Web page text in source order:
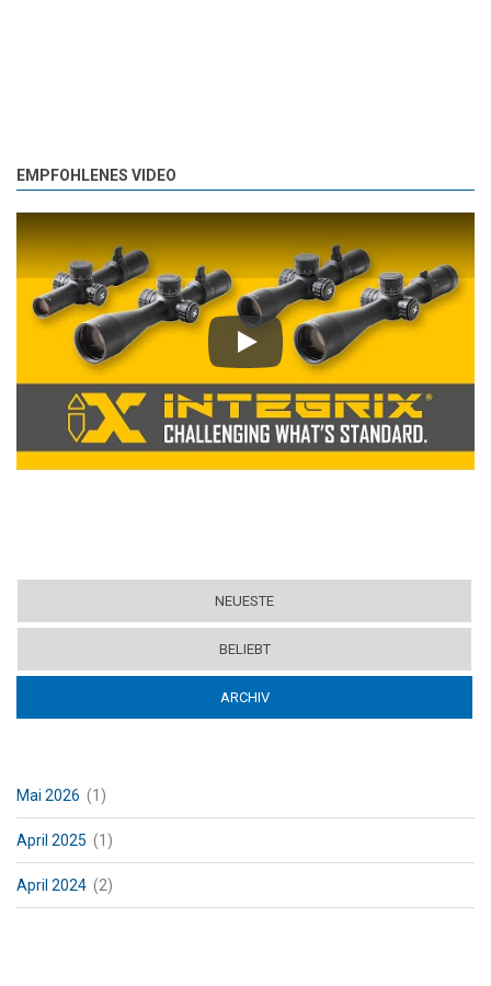
EMPFOHLENES VIDEO
Play
NEUESTE
BELIEBT
ARCHIV(ACTIVE TAB)
Mai 2026 (1)
April 2025 (1)
April 2024 (2)